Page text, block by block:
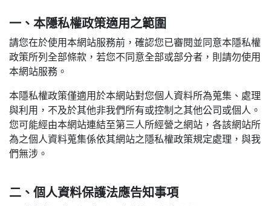
一、本隱私權政策適用之範圍
請您在於使用本網站服務前，確認您已審閱並同意本隱私權
政策所列全部條款，若您不同意全部或部分者，則請勿使用
本網站服務。
本隱私權政策僅適用於本網站對您個人資料所為蒐集、處理
與利用，不及於其他非我們所有或控制之其他公司或個人。
您可能經由本網站連結至第三人所經營之網站，各該網站所
為之個人資料蒐集係依其網站之隱私權政策規定處理，與我
們無涉。
二、個人資料保護法應告知事項